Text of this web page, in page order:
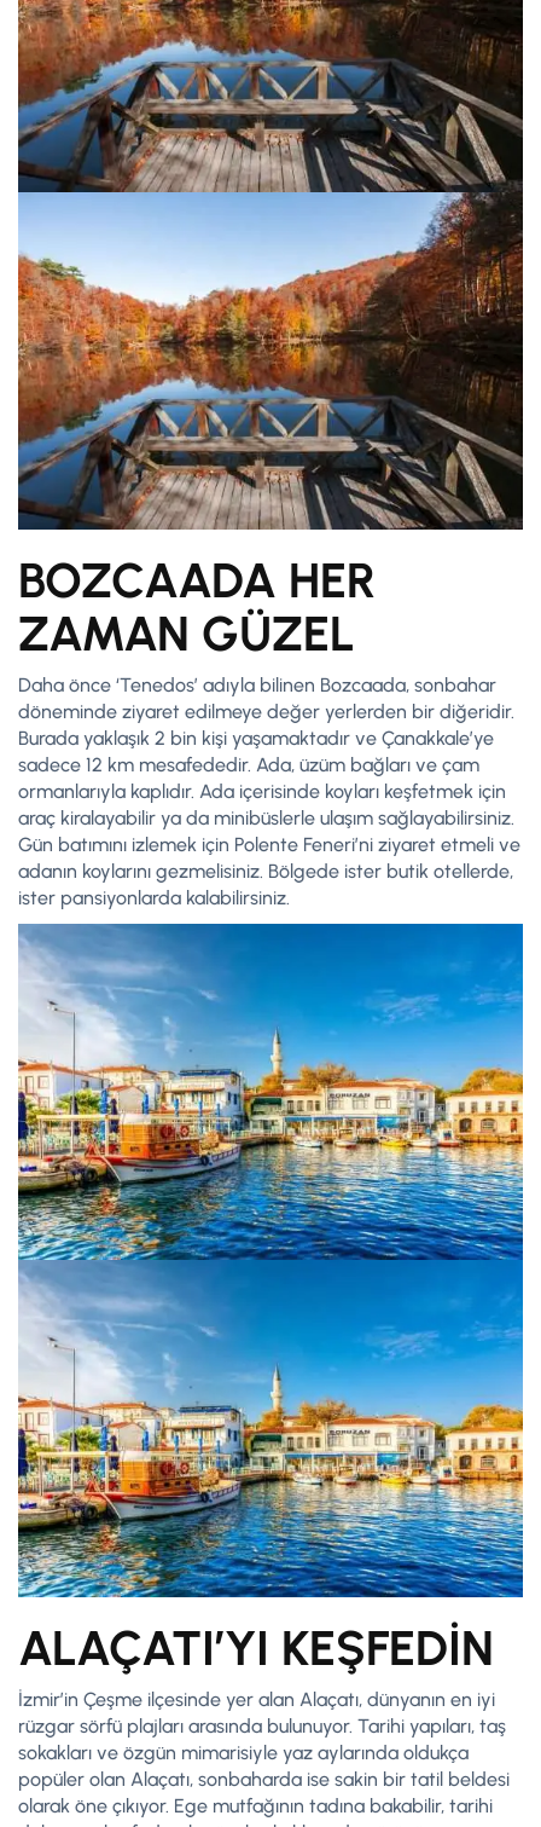
BOZCAADA HER
ZAMAN GÜZEL
Daha önce ‘Tenedos’ adıyla bilinen Bozcaada, sonbahar
döneminde ziyaret edilmeye değer yerlerden bir diğeridir.
Burada yaklaşık 2 bin kişi yaşamaktadır ve Çanakkale’ye
sadece 12 km mesafededir. Ada, üzüm bağları ve çam
ormanlarıyla kaplıdır. Ada içerisinde koyları keşfetmek için
araç kiralayabilir ya da minibüslerle ulaşım sağlayabilirsiniz.
Gün batımını izlemek için Polente Feneri’ni ziyaret etmeli ve
adanın koylarını gezmelisiniz. Bölgede ister butik otellerde,
ister pansiyonlarda kalabilirsiniz.
ALAÇATI’YI KEŞFEDİN
İzmir’in Çeşme ilçesinde yer alan Alaçatı, dünyanın en iyi
rüzgar sörfü plajları arasında bulunuyor. Tarihi yapıları, taş
sokakları ve özgün mimarisiyle yaz aylarında oldukça
popüler olan Alaçatı, sonbaharda ise sakin bir tatil beldesi
olarak öne çıkıyor. Ege mutfağının tadına bakabilir, tarihi